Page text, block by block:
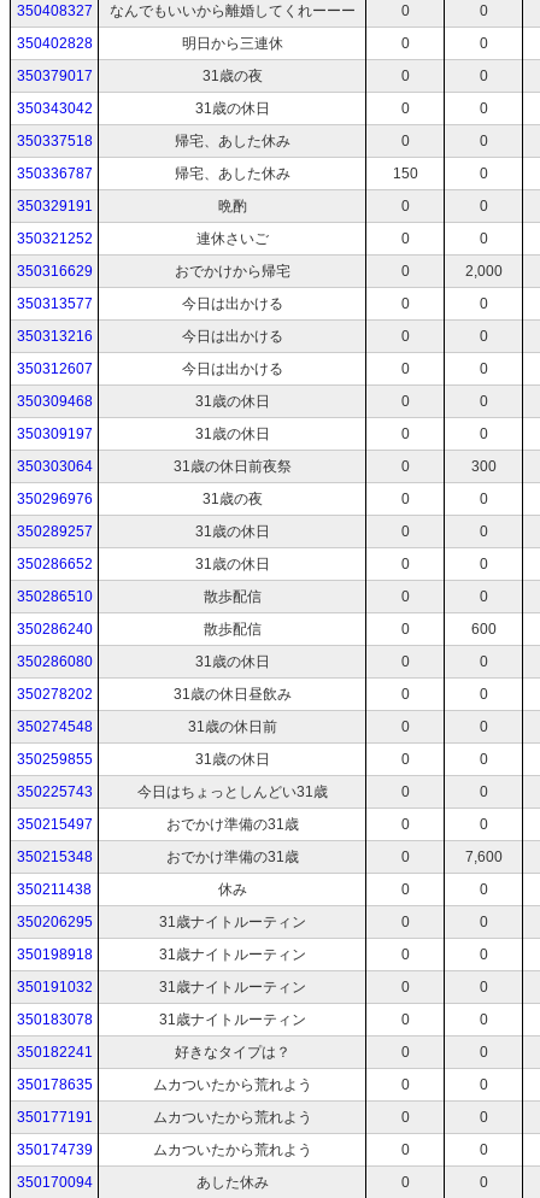
350408327
なんでもいいから離婚してくれーーー 0
0
350402828
明日から三連休 0
0
350379017
31歳の夜 0
0
350343042
31歳の休日 0
0
350337518
帰宅、あした休み 0
0
350336787
帰宅、あした休み 150
0
350329191
晩酌 0
0
350321252
連休さいご 0
0
350316629
おでかけから帰宅 0
2,000
350313577
今日は出かける 0
0
350313216
今日は出かける 0
0
350312607
今日は出かける 0
0
350309468
31歳の休日 0
0
350309197
31歳の休日 0
0
350303064
31歳の休日前夜祭 0
300
350296976
31歳の夜 0
0
350289257
31歳の休日 0
0
350286652
31歳の休日 0
0
350286510
散歩配信 0
0
350286240
散歩配信 0
600
350286080
31歳の休日 0
0
350278202
31歳の休日昼飲み 0
0
350274548
31歳の休日前 0
0
350259855
31歳の休日 0
0
350225743
今日はちょっとしんどい31歳 0
0
350215497
おでかけ準備の31歳 0
0
350215348
おでかけ準備の31歳 0
7,600
350211438
休み 0
0
350206295
31歳ナイトルーティン 0
0
350198918
31歳ナイトルーティン 0
0
350191032
31歳ナイトルーティン 0
0
350183078
31歳ナイトルーティン 0
0
350182241
好きなタイプは？ 0
0
350178635
ムカついたから荒れよう 0
0
350177191
ムカついたから荒れよう 0
0
350174739
ムカついたから荒れよう 0
0
350170094
あした休み 0 0